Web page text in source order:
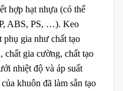
hợp hạt nhựa (có thể
ABS, PS, …). Keo
phụ gia như chất tạo
chất gia cường, chất tạo
nhiệt độ và áp suất
khuôn đã làm sẵn tạo